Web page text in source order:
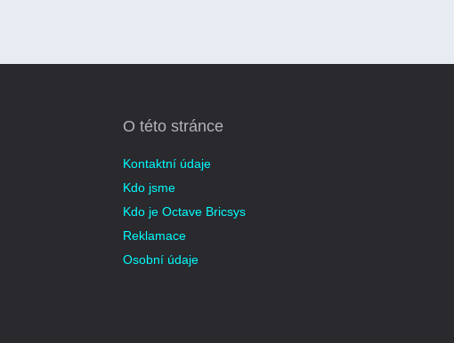
O této stránce
Kontaktní údaje
Kdo jsme
Kdo je Octave Bricsys
Reklamace
Osobní údaje